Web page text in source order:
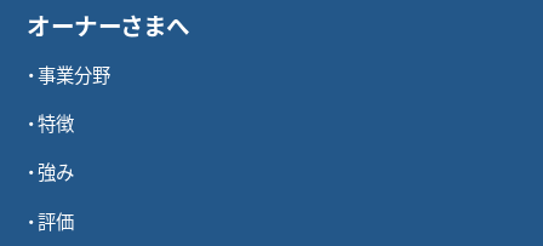
オーナーさまへ
事業分野
特徴
強み
評価